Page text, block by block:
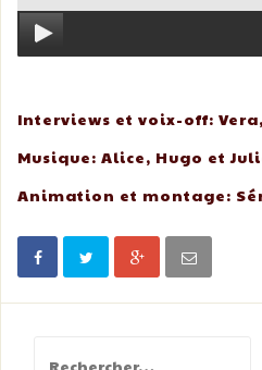
Interviews et voix-off:
Musique: Alice, Hugo et
Animation et montage: